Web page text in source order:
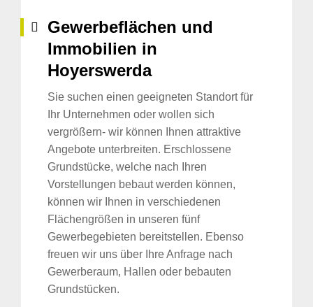
Gewerbeflächen und
Immobilien in
Hoyerswerda
Sie suchen einen geeigneten Standort für
Ihr Unternehmen oder wollen sich
vergrößern- wir können Ihnen attraktive
Angebote unterbreiten. Erschlossene
Grundstücke, welche nach Ihren
Vorstellungen bebaut werden können,
können wir Ihnen in verschiedenen
Flächengrößen in unseren fünf
Gewerbegebieten bereitstellen. Ebenso
freuen wir uns über Ihre Anfrage nach
Gewerberaum, Hallen oder bebauten
Grundstücken.